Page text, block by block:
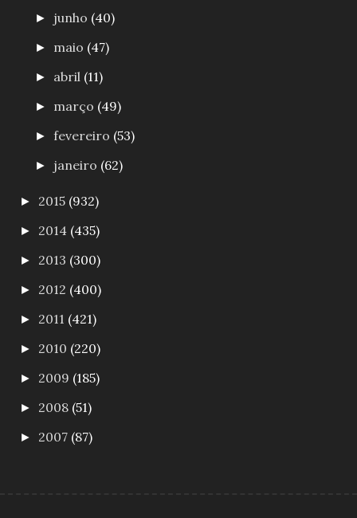
► junho (40)
► maio (47)
► abril (11)
► março (49)
►fevereiro (53)
► janeiro (62)
► 2015 (932)
► 2014 (435)
► 2013 (300)
► 2012 (400)
► 2011 (421)
► 2010 (220)
► 2009 (185)
► 2008 (51)
► 2007 (87)